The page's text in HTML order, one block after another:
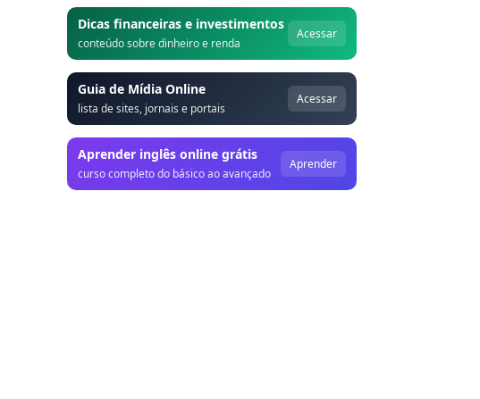
Dicas financeiras e investimentos
conteúdo sobre dinheiro e renda
Acessar
Guia de Mídia Online
lista de sites, jornais e portais
Acessar
Aprender inglês online grátis
curso completo do básico ao avançado
Aprender